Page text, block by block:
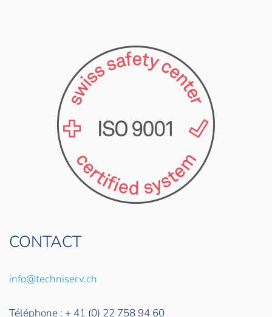
CONTACT
info@techniserv.ch
Téléphone : + 41 (0) 22 758 94 60